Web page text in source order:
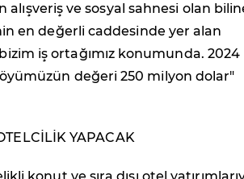
alışveriş ve sosyal sahnesi olan
en değerli caddesinde yer alan
iş ortağımız konumunda. 2024
değeri 250 milyon dolar"
YAPACAK